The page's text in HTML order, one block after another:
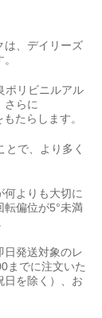
は、デイリーズ
ポリビニルアル
さらに
たらします。
とで、より多く
よりも大切に
転偏位が5°未満
日発送対象のレ
までに注文いた
日を除く）、お